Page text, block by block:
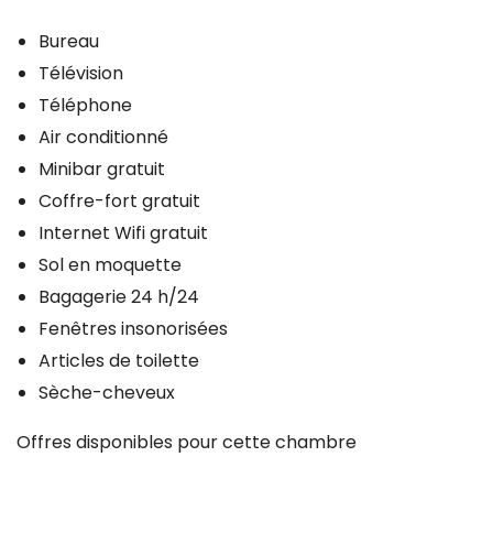
Bureau
Télévision
Téléphone
Air conditionné
Minibar gratuit
Coffre-fort gratuit
Internet Wifi gratuit
Sol en moquette
Bagagerie 24 h/24
Fenêtres insonorisées
Articles de toilette
Sèche-cheveux
Offres disponibles pour cette chambre